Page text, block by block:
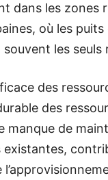
dans les zones
où les
les seuls
des
des
manque de